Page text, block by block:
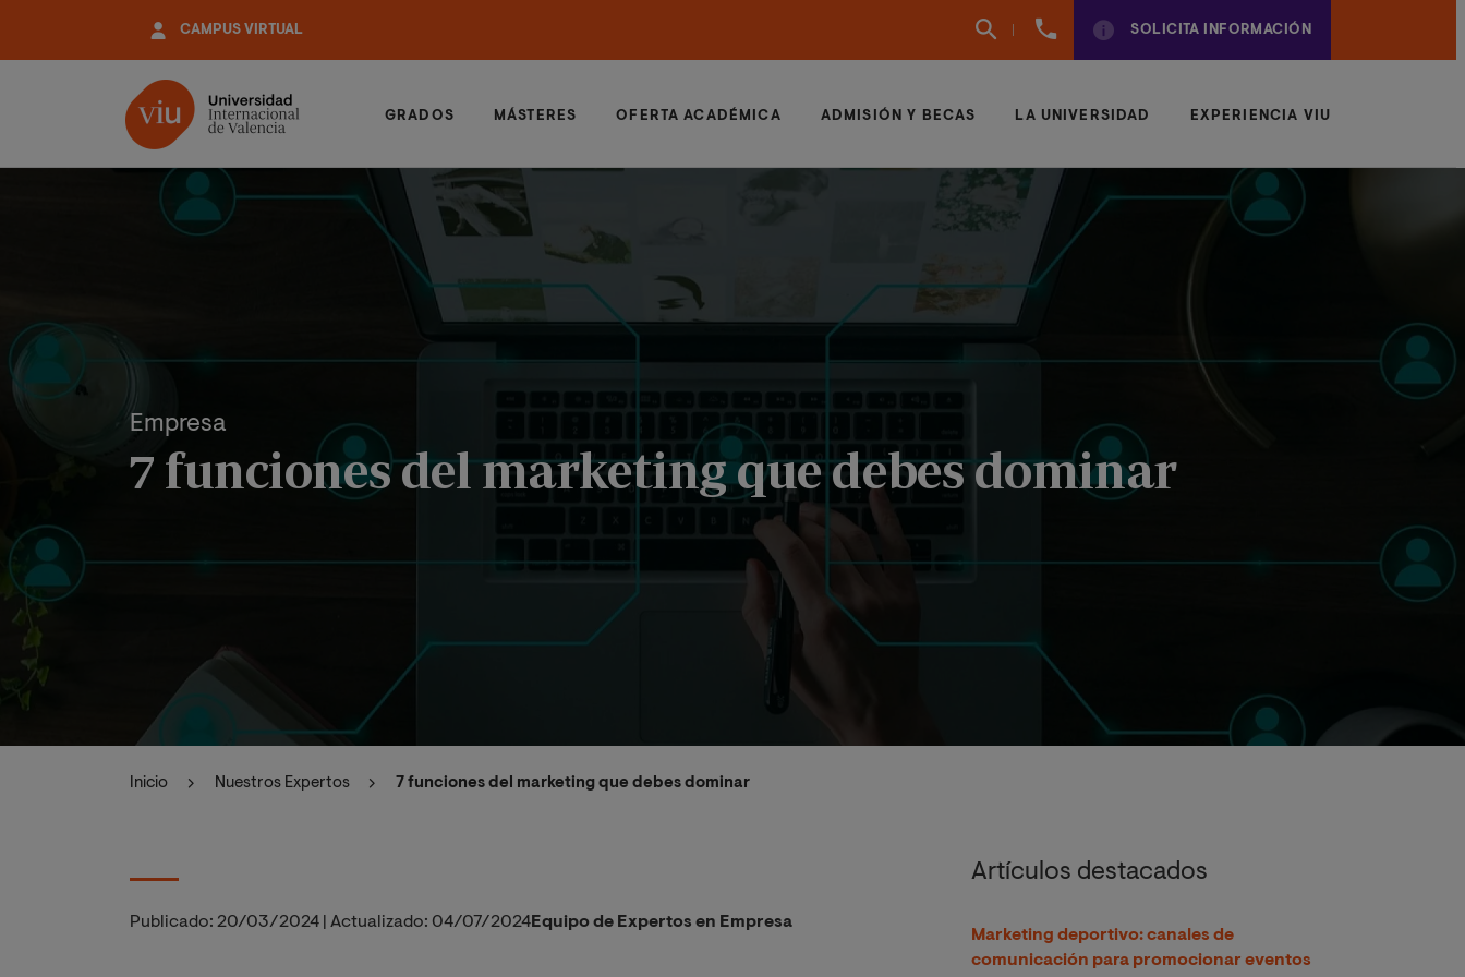
contenido
CAMPUS VIRTUAL
960
SOLICITA INFORMACIÓN
GRADOS MÁSTERES OFERTA ACADÉMICA ADMISIÓN Y BECAS LA UNIVERSIDAD EXPERIENCIA VIU
Empresa
7 funciones del marketing que debes dominar
Inicio Nuestros Expertos 7 funciones del marketing que debes dominar
Publicado: 20/03/2024 Actualizado: 04/07/2024Equipo de Expertos en Empresa
Artículos destacados
Marketing deportivo: canales de
comunicación para promocionar eventos